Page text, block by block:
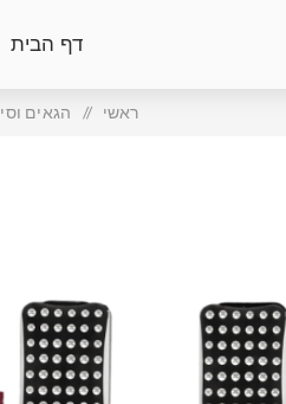
דף הבית
ראשי / הגאים